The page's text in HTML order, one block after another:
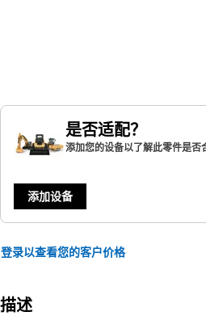
是否适配？
添加您的设备以了解此零件是否
添加设备
登录以查看您的客户价格
描述